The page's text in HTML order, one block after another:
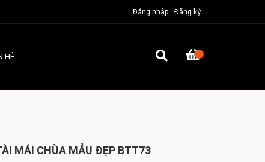
Đăng nhập Đăng ký
HỆ
MÁI CHÙA MẪU ĐẸP BTT73